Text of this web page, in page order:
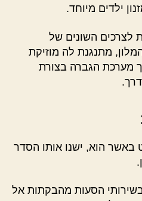
ילדים מיוחד.
לצרכים השונים של
מתנגנת לה מוזיקת
מערכת הגברה בצורת
באשר הוא, ישנו אותו הסדר
הסעות מהבקתות אל